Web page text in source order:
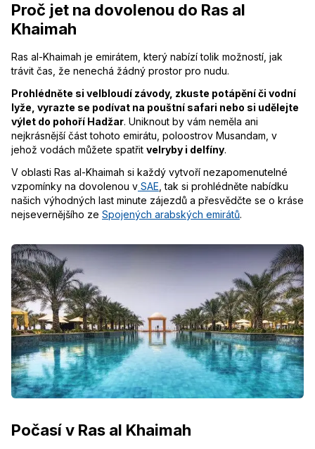
Proč jet na dovolenou do Ras al
Khaimah
Ras al-Khaimah je emirátem, který nabízí tolik možností, jak
trávit čas, že nenechá žádný prostor pro nudu.
Prohlédněte si velbloudí závody, zkuste potápění či vodní
lyže, vyrazte se podívat na pouštní safari nebo si udělejte
výlet do pohoří Hadžar. Uniknout by vám neměla ani
nejkrásnější část tohoto emirátu, poloostrov Musandam, v
jehož vodách můžete spatřit velryby i delfíny.
V oblasti Ras al-Khaimah si každý vytvoří nezapomenutelné
vzpomínky na dovolenou v SAE , tak si prohlédněte nabídku
našich výhodných last minute zájezdů a přesvědčte se o kráse
nejsevernějšího ze Spojených arabských emirátů.
Počasí v Ras al Khaimah